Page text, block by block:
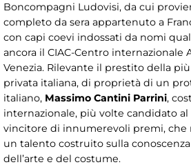
Boncompagni Ludovisi, da cui
completo da sera appartenuto a
con capi coevi indossati da nomi
ancora il CIAC-Centro internazionale
Venezia. Rilevante il prestito della
privata italiana, di proprietà di un
italiano, Massimo Cantini Parrini,
internazionale, più volte candidato al
vincitore di innumerevoli premi, che
un talento costruito sulla
dell’arte e del costume.